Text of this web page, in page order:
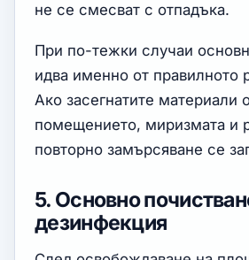
не се смесват с отпадъка.
При по-тежки случаи
идва именно от правилното
Ако засегнатите материали
помещението, миризмата и
повторно замърсяване се
5. Основно
дезинфекция